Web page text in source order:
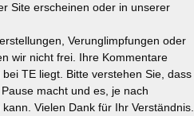
Site erscheinen oder in unserer
Verunglimpfungen oder
wir nicht frei. Ihre Kommentare
TE liegt. Bitte verstehen Sie, dass
macht und es, je nach
Vielen Dank für Ihr Verständnis.